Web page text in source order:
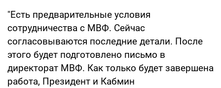
"Есть предварительные условия
сотрудничества с МВФ. Сейчас
согласовываются последние детали. После
этого будет подготовлено письмо в
директорат МВФ. Как только будет завершена
работа, Президент и Кабмин